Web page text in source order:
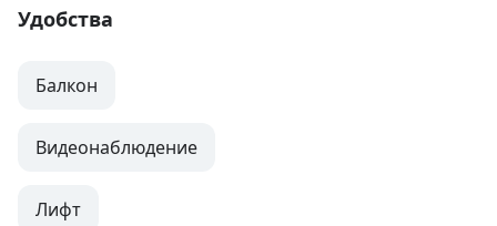
Удобства
Балкон
Видеонаблюдение
Лифт